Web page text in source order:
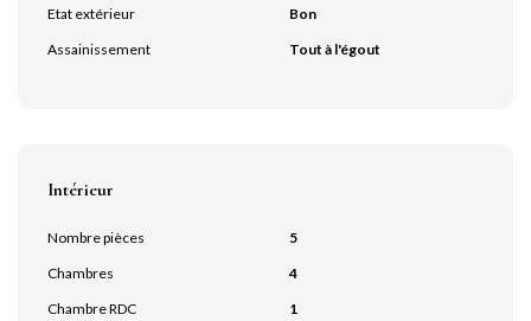
Etat extérieur
Bon
Assainissement
Tout à l'égout
Intérieur
Nombre pièces
5
Chambres
4
Chambre RDC
1